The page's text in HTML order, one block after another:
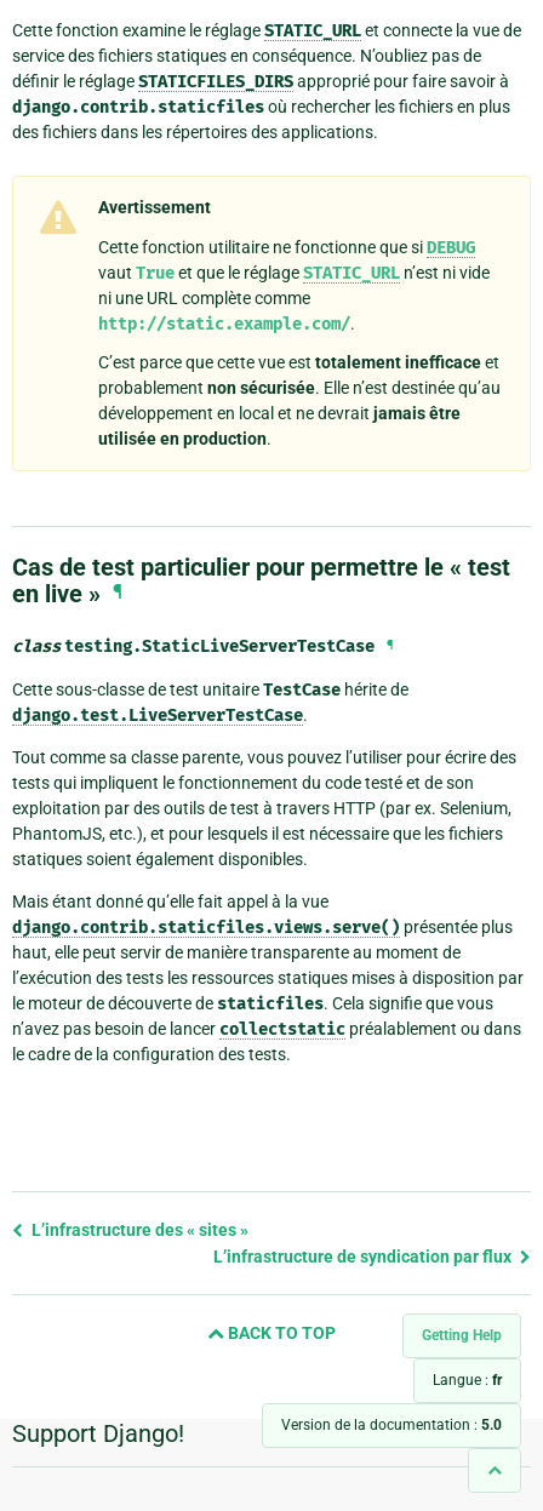
Getting Help
Langue : fr
Version de la documentation : 5.0
Cette fonction examine le réglageSTATIC_URLet connecte la vue de
service des fichiers statiques en conséquence. N’oubliez pas de
définir le réglageSTATICFILES_DIRSapproprié pour faire savoir à
django.contrib.staticfilesoù rechercher les fichiers en plus
des fichiers dans les répertoires des applications.
Avertissement
Cette fonction utilitaire ne fonctionne que siDEBUG
vaut Trueet que le réglageSTATIC_URL n’est ni vide
ni une URL complète comme
http://static.example.com/.
C’est parce que cette vue est totalement inefficaceet
probablement non sécurisée. Elle n’est destinée qu’au
développement en local et ne devrait jamais être
utilisée en production.
Cas de test particulier pour permettre le « test
en live » ¶
classtesting.StaticLiveServerTestCase ¶
Cette sous-classe de test unitaireTestCase hérite de
django.test.LiveServerTestCase.
Tout comme sa classe parente, vous pouvez l’utiliser pour écrire des
tests qui impliquent le fonctionnement du code testé et de son
exploitation par des outils de test à travers HTTP (par ex. Selenium,
PhantomJS, etc.), et pour lesquels il est nécessaire que les fichiers
statiques soient également disponibles.
Mais étant donné qu’elle fait appel à la vue
django.contrib.staticfiles.views.serve() présentée plus
haut, elle peut servir de manière transparente au moment de
l’exécution des tests les ressources statiques mises à disposition par
le moteur de découverte de staticfiles. Cela signifie que vous
n’avez pas besoin de lancer collectstatic préalablement ou dans
le cadre de la configuration des tests.
Previous
L’infrastructure des « sites »
L’infrastructure de syndication par flux
BACK TO TOP
Informations
supplémentaires
Support Django!